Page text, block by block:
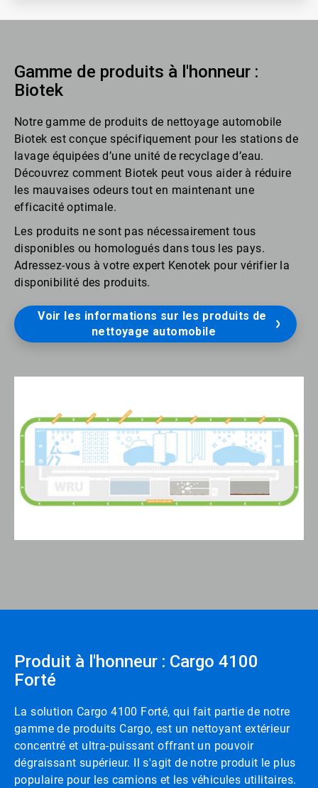
Gamme de produits à l'honneur :
Biotek
Notre gamme de produits de nettoyage automobile
Biotek est conçue spécifiquement pour les stations de
lavage équipées d’une unité de recyclage d’eau.
Découvrez comment Biotek peut vous aider à réduire
les mauvaises odeurs tout en maintenant une
efficacité optimale.
Les produits ne sont pas nécessairement tous
disponibles ou homologués dans tous les pays.
Adressez-vous à votre expert Kenotek pour vérifier la
disponibilité des produits.
Voir les informations sur les produits de
nettoyage automobile
Produit à l'honneur : Cargo 4100
Forté
La solution Cargo 4100 Forté, qui fait partie de notre
gamme de produits Cargo, est un nettoyant extérieur
concentré et ultra-puissant offrant un pouvoir
dégraissant supérieur. Il s'agit de notre produit le plus
populaire pour les camions et les véhicules utilitaires.